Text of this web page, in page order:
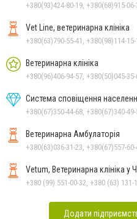
Vet Line, ветеринарна клініка
+380(63)790-55-41, +380(98)114-
Ветеринарна клініка
+380(96)406-94-57, +380(50)045-
Система сповіщення
+380(67)350-44-68, +380(67)340-
Ветеринарна Амбулаторія
+380(63)036-31-23, +380(67)557-60-
Vetum, Ветеринарна клініка
Додати